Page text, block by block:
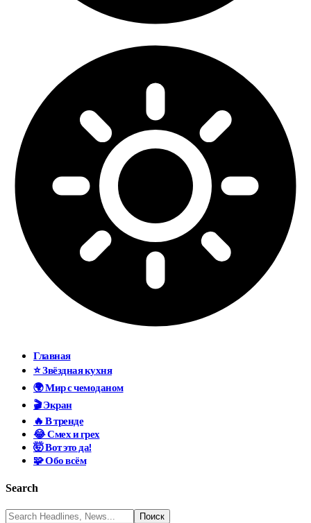
Главная
⭐ Звёздная кухня
🌍 Мир с чемоданом
🎬 Экран
🔥 В тренде
😂 Смех и грех
🤯 Вот это да!
🧩 Обо всём
Search